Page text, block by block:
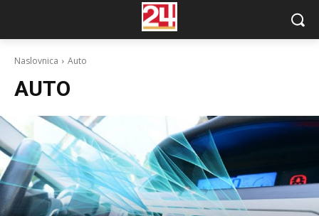
Naslovnica Auto
AUTO